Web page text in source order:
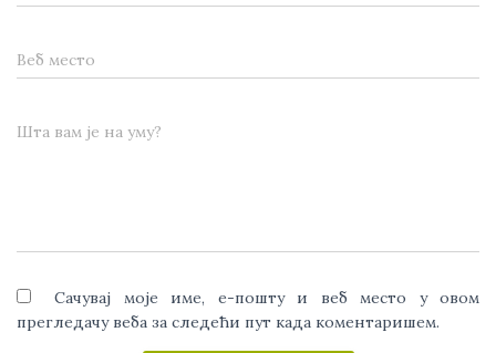
Веб место
Шта вам је на уму?
Сачувај моје име, е-пошту и веб место у овом
прегледачу веба за следећи пут када коментаришем.